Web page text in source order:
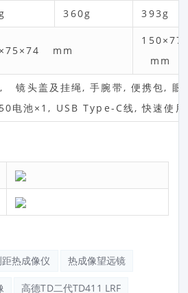
360g 393g
mm
mm
镜头盖及挂绳, 手腕带, 便携包, 眼
电池×1, USB Type-C线, 快速使用
热成像仪 热成像望远镜
高德TD二代TD411 LRF